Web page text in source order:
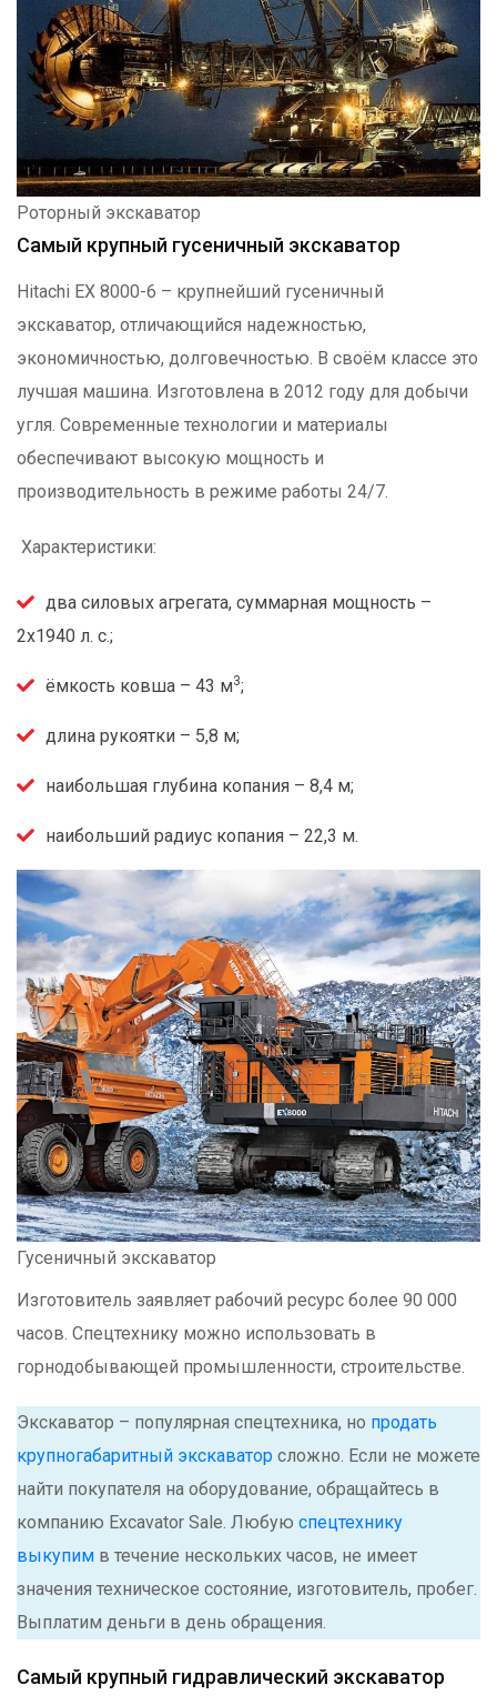
Роторный экскаватор
Самый крупный гусеничный экскаватор
Hitachi ЕХ 8000-6 – крупнейший гусеничный
экскаватор, отличающийся надежностью,
экономичностью, долговечностью. В своём классе это
лучшая машина. Изготовлена в 2012 году для добычи
угля. Современные технологии и материалы
обеспечивают высокую мощность и
производительность в режиме работы 24/7.
Характеристики:
два силовых агрегата, суммарная мощность –
2х1940 л. с.;
ёмкость ковша – 43 м3;
длина рукоятки – 5,8 м;
наибольшая глубина копания – 8,4 м;
наибольший радиус копания – 22,3 м.
Гусеничный экскаватор
Изготовитель заявляет рабочий ресурс более 90 000
часов. Спецтехнику можно использовать в
горнодобывающей промышленности, строительстве.
Экскаватор – популярная спецтехника, но продать
крупногабаритный экскаватор сложно. Если не можете
найти покупателя на оборудование, обращайтесь в
компанию Excavator Sale. Любую спецтехнику
выкупим в течение нескольких часов, не имеет
значения техническое состояние, изготовитель, пробег.
Выплатим деньги в день обращения.
Самый крупный гидравлический экскаватор